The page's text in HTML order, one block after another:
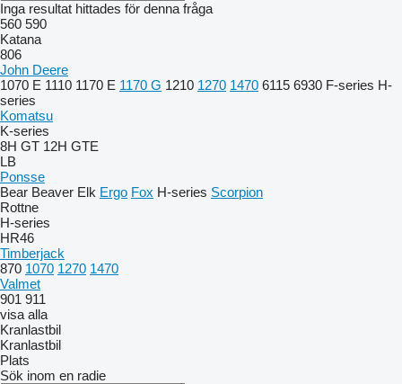
Inga resultat hittades för denna fråga
560 590
Katana
806
John Deere
1070 E 1110 1170 E 1170 G 1210 1270 1470 6115 6930 F-series H-
series
Komatsu
K-series
8H GT 12H GTE
LB
Ponsse
Bear Beaver Elk Ergo Fox H-series Scorpion
Rottne
H-series
HR46
Timberjack
870 1070 1270 1470
Valmet
901 911
visa alla
Kranlastbil
Kranlastbil
Plats
Sök inom en radie